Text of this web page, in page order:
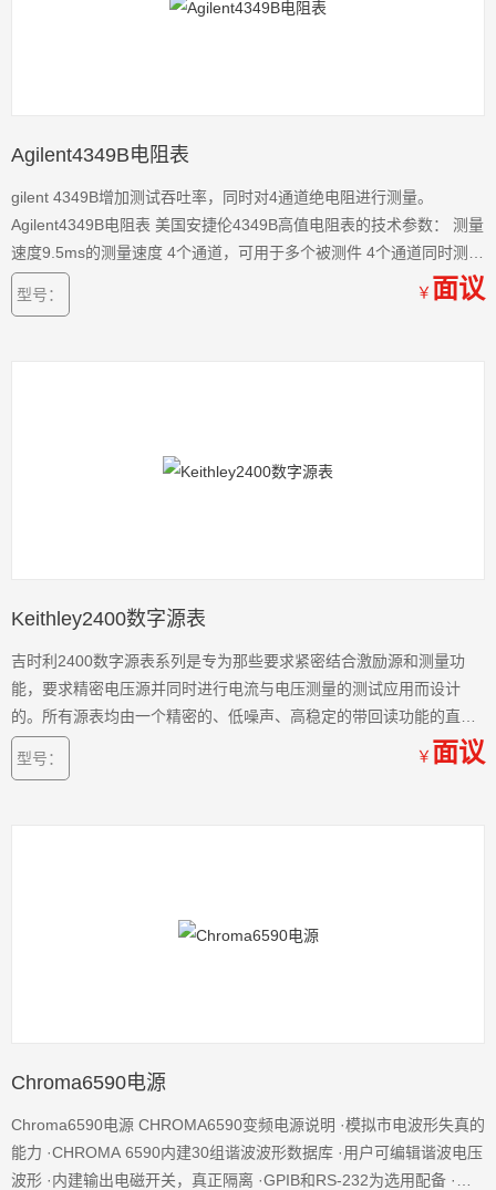
Agilent4349B电阻表
gilent 4349B增加测试吞吐率，同时对4通道绝电阻进行测量。
Agilent4349B电阻表 美国安捷伦4349B高值电阻表的技术参数： 测量
速度9.5ms的测量速度 4个通道，可用于多个被测件 4个通道同时测试
型号：
￥ 面议
Keithley2400数字源表
吉时利2400数字源表系列是专为那些要求紧密结合激励源和测量功
能，要求精密电压源并同时进行电流与电压测量的测试应用而设计
的。所有源表均由一个精密的、低噪声、高稳定的带回读功能的直流
电源和一个低噪声、高重复性、高输入阻抗的5 12位多功能表组成，
形成了紧凑的单通道直流参数测试仪。其功能相当于电压源、电流
型号： ￥ 面议
Chroma6590电源
Chroma6590电源 CHROMA6590变频电源说明 ·模拟市电波形失真的
能力 ·CHROMA 6590内建30组谐波波形数据库 ·用户可编辑谐波电压
波形 ·内建输出电磁开关，真正隔离 ·GPIB和RS-232为选用配备 ·用